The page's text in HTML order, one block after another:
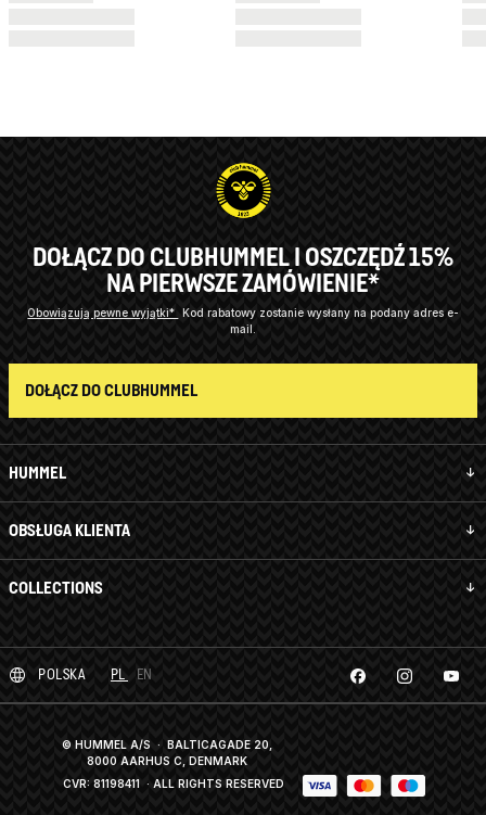
HUMMEL
OBSŁUGA KLIENTA
COLLECTIONS
DOŁĄCZ DO CLUBHUMMEL I OSZCZĘDŹ 15%
NA PIERWSZE ZAMÓWIENIE*
Obowiązują pewne wyjątki*
Kod rabatowy zostanie wysłany na podany adres e-
mail.
DOŁĄCZ DO CLUBHUMMEL
POLSKA PL EN
© HUMMEL A/S · BALTICAGADE 20,
8000 AARHUS C, DENMARK
CVR: 81198411 · ALL RIGHTS RESERVED